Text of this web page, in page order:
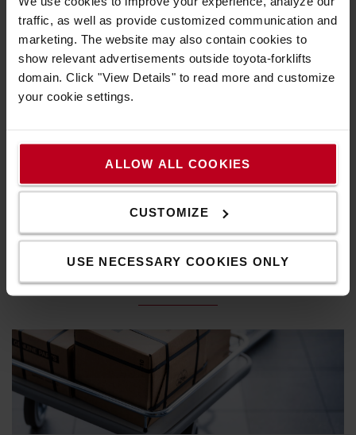
traffic, as well as provide customized communication and
marketing. The website may also contain cookies to
show relevant advertisements outside toyota-forklifts
domain. Click "View Details" to read more and customize
your cookie settings.
ALLOW ALL COOKIES
CUSTOMIZE
USE NECESSARY COOKIES ONLY
sicher unterwegs. Wählen Sie die von Ihnen gewünschte
Ausstattung aus.
Entdecken Sie unsere Auswahl an
Beleuchtungssystemen
Unsere Trolleys